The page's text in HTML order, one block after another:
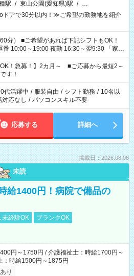
駅 / 東山公園(愛知県)駅 / …
ドアで30分以内！≫ご希望の勤務地を紹介
フトもOK！
10:00～19:00 夜勤 16:30～翌9:30 「家族
」 「余裕を持って夕飯の準備がしたい」
たくない」 など、ご希望を教えてください
の勤務時間。 合計で週40時間を超える場
。
OK！急募！】2カ月～ ■ご応募から最短2～
す！
代活躍中 / 服装自由 / シフト勤務 / 10名以
対応なし / パソコンスキル不要
応募する 詳細へ
掲載日：2026.08.08
未読
給1400円！病院で備品の
未経験OK
ブランクOK
円～1750円 / 介護福祉士：時給1700円～
：時給1500円～1875円
り